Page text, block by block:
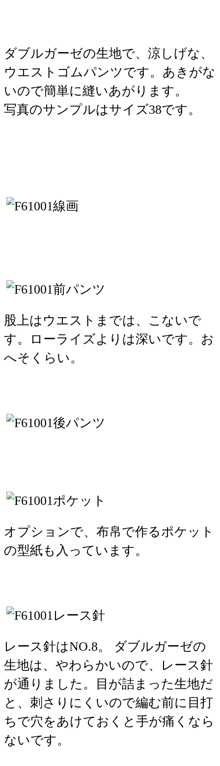
​ダブルガーゼの生地で、涼しげな、
ウエストゴムパンツです。あきがな
いので簡単に縫いあがります。
写真のサンプルはサイズ38です。
股上はウエストまでは、こないで
す。ローライズよりは深いです。お
へそくらい。
オプションで、布帛で作るポケット
の型紙も入っています。
レース針はNO.8。 ダブルガーゼの
生地は、やわらかいので、レース針
が通りました。目が詰まった生地だ
と、刺さりにくいので編む前に目打
ちで穴をあけておくと手が痛くなら
ないです。